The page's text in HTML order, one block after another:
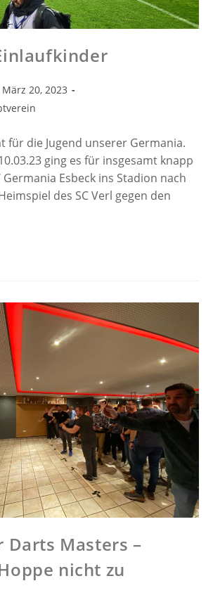
März 20, 2023
für die Jugend unserer Germania.
ging es für insgesamt knapp
Germania Esbeck ins Stadion nach
des SC Verl gegen den
Darts Masters –
nicht zu